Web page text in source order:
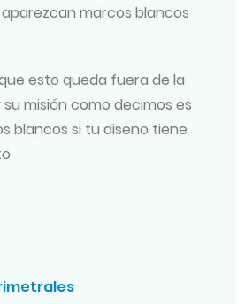
marcos blancos
esto queda fuera de la
misión como decimos es
blancos si tu diseño tiene